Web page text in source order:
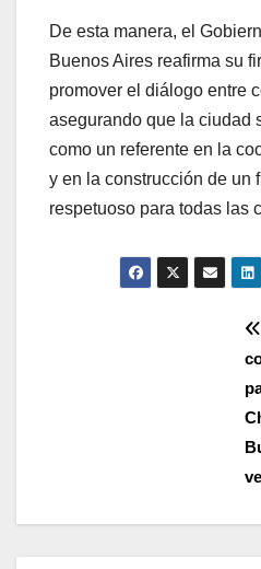
De esta manera, el
Buenos Aires reafirma su
promover el diálogo entre
asegurando que la ciudad
como un referente en la
y en la construcción de un
respetuoso para todas las